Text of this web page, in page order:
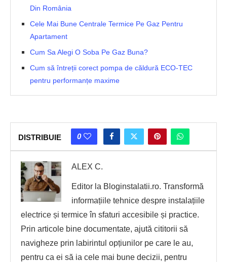
Din România
Cele Mai Bune Centrale Termice Pe Gaz Pentru
Apartament
Cum Sa Alegi O Soba Pe Gaz Buna?
Cum să întreții corect pompa de căldură ECO-TEC
pentru performanțe maxime
DISTRIBUIE 0
ALEX C.
Editor la Bloginstalatii.ro. Transformă
informațiile tehnice despre instalațiile
electrice și termice în sfaturi accesibile și practice.
Prin articole bine documentate, ajută cititorii să
navigheze prin labirintul opțiunilor pe care le au,
pentru ca ei să ia cele mai bune decizii, pentru